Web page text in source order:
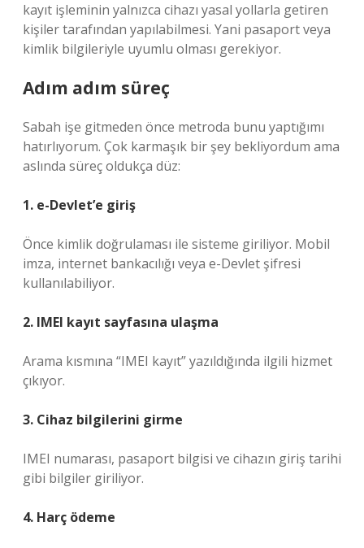
kayıt işleminin yalnızca cihazı yasal yollarla getiren
kişiler tarafından yapılabilmesi. Yani pasaport veya
kimlik bilgileriyle uyumlu olması gerekiyor.
Adım adım süreç
Sabah işe gitmeden önce metroda bunu yaptığımı
hatırlıyorum. Çok karmaşık bir şey bekliyordum ama
aslında süreç oldukça düz:
1. e-Devlet’e giriş
Önce kimlik doğrulaması ile sisteme giriliyor. Mobil
imza, internet bankacılığı veya e-Devlet şifresi
kullanılabiliyor.
2. IMEI kayıt sayfasına ulaşma
Arama kısmına “IMEI kayıt” yazıldığında ilgili hizmet
çıkıyor.
3. Cihaz bilgilerini girme
IMEI numarası, pasaport bilgisi ve cihazın giriş tarihi
gibi bilgiler giriliyor.
4. Harç ödeme